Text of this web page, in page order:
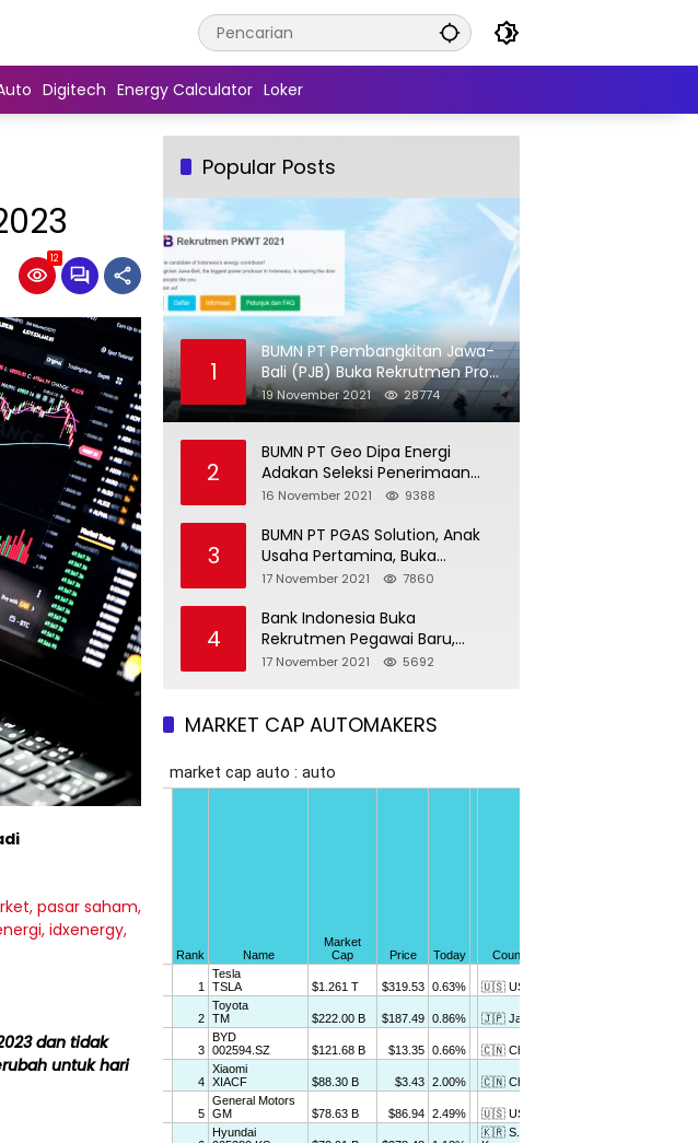
Digitech Energy Calculator Loker
12
dan tidak
untuk hari
Popular Posts
1
BUMN PT Pembangkitan Jawa-
Bali (PJB) Buka Rekrutmen Pro
Hire (PKWT)
19 November 2021 28774
2
BUMN PT Geo Dipa Energi
Adakan Seleksi Penerimaan
Pegawai Baru
16 November 2021 9388
3
BUMN PT PGAS Solution, Anak
Usaha Pertamina, Buka
Rekrutmen Pegawai Baru
17 November 2021 7860
4
Bank Indonesia Buka
Rekrutmen Pegawai Baru,
Tersedia 37 Posisi
17 November 2021 5692
MARKET CAP AUTOMAKERS